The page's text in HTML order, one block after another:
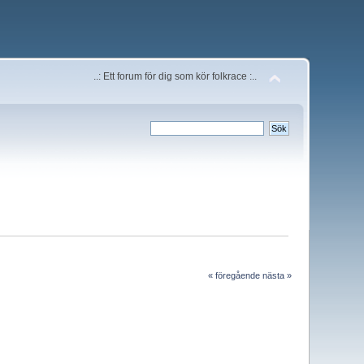
..: Ett forum för dig som kör folkrace :..
« föregående nästa »